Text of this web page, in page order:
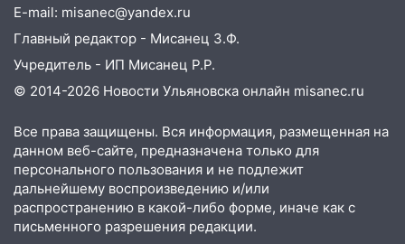
13:54 В мэрии Ульяновска рассказали,
как устраняют последствия мощного
шторма
13:49 Стихия продолжает крушить
Орджоникидзе
13:47 На Нижней Террасе мощным
ветром вырвало дерево с корнем
13:46 Сильный ветер сорвал крышу с
СТО на проспекте Созидателей
E-mail: misanec@yandex.ru
Главный редактор - Мисанец З.Ф.
Учредитель - ИП Мисанец Р.Р.
© 2014-2026 Новости Ульяновска онлайн misanec.ru
Все права защищены. Вся информация, размещенная на
данном веб-сайте, предназначена только для
персонального пользования и не подлежит
дальнейшему воспроизведению и/или
распространению в какой-либо форме, иначе как с
письменного разрешения редакции.